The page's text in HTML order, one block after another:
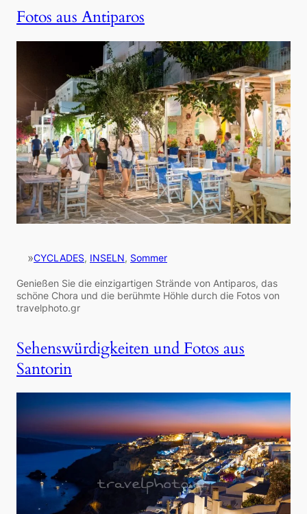
Fotos aus Antiparos
»CYCLADES, INSELN, Sommer
Genießen Sie die einzigartigen Strände von Antiparos, das
schöne Chora und die berühmte Höhle durch die Fotos von
travelphoto.gr
Sehenswürdigkeiten und Fotos aus
Santorin